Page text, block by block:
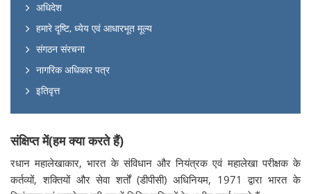
अधिदेश
हमारे दृष्टि, ध्येय एवं आधारभूत मूल्य
संगठन संरचना
नागरिक अधिकार पत्र
इतिवृत्त
संक्षिप्त में(हम क्या करते हैं)
रधान महालेखाकार, भारत के संविधान और नियंत्रक एवं महालेखा परीक्षक के
कर्तव्यों, शक्तियों और सेवा शर्तों (डीपीसी) अधिनियम, 1971 द्वारा भारत के